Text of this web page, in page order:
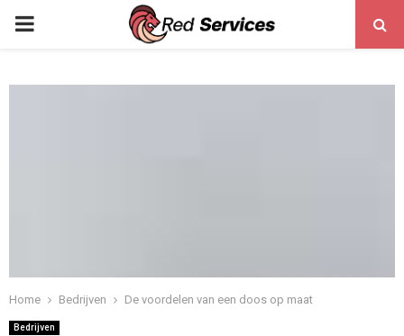
PRIMARY
Home Bedrijven De voordelen van een doos op maat
Bedrijven